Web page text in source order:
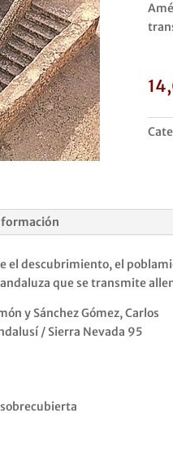
el descubrimiento, el
que se transmite
y Sánchez Gómez, Carlos
/ Sierra Nevada 95